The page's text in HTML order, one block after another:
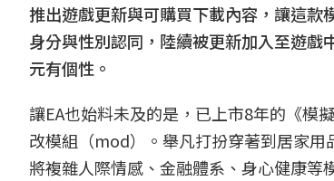
推出遊戲更新與可購買下載內容，讓這
身分與性別認同，陸續被更新加入至遊
元有個性。
讓EA也始料未及的是，已上市8年的《模
改模組（mod）。舉凡打扮穿著到居家用
將複雜人際情感、金融體系、身心健康等